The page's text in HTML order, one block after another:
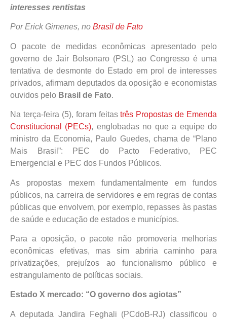
interesses rentistas
Por Erick Gimenes, no Brasil de Fato
O pacote de medidas econômicas apresentado pelo
governo de Jair Bolsonaro (PSL) ao Congresso é uma
tentativa de desmonte do Estado em prol de interesses
privados, afirmam deputados da oposição e economistas
ouvidos pelo Brasil de Fato.
Na terça-feira (5), foram feitastrês Propostas de Emenda
Constitucional (PECs), englobadas no que a equipe do
ministro da Economia, Paulo Guedes, chama de “Plano
Mais Brasil”: PEC do Pacto Federativo, PEC
Emergencial e PEC dos Fundos Públicos.
As propostas mexem fundamentalmente em fundos
públicos, na carreira de servidores e em regras de contas
públicas que envolvem, por exemplo, repasses às pastas
de saúde e educação de estados e municípios.
Para a oposição, o pacote não promoveria melhorias
econômicas efetivas, mas sim abriria caminho para
privatizações, prejuízos ao funcionalismo público e
estrangulamento de políticas sociais.
Estado X mercado: “O governo dos agiotas”
A deputada Jandira Feghali (PCdoB-RJ) classificou o